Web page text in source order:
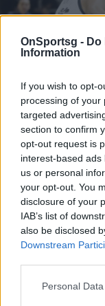
OnSportsg - Do
Information
If you wish to opt-
processing of your
targeted
section to confirm
opt-out request is
interest-based
us or personal
your opt-out. You
disclosure of your
IAB’s list of
also be disclosed
Downstream
Personal
Πρόβλημα με
Ο Παναθηναϊκός
στους τελικούς
Ναν να
30 Μαΐου 2026 15:21